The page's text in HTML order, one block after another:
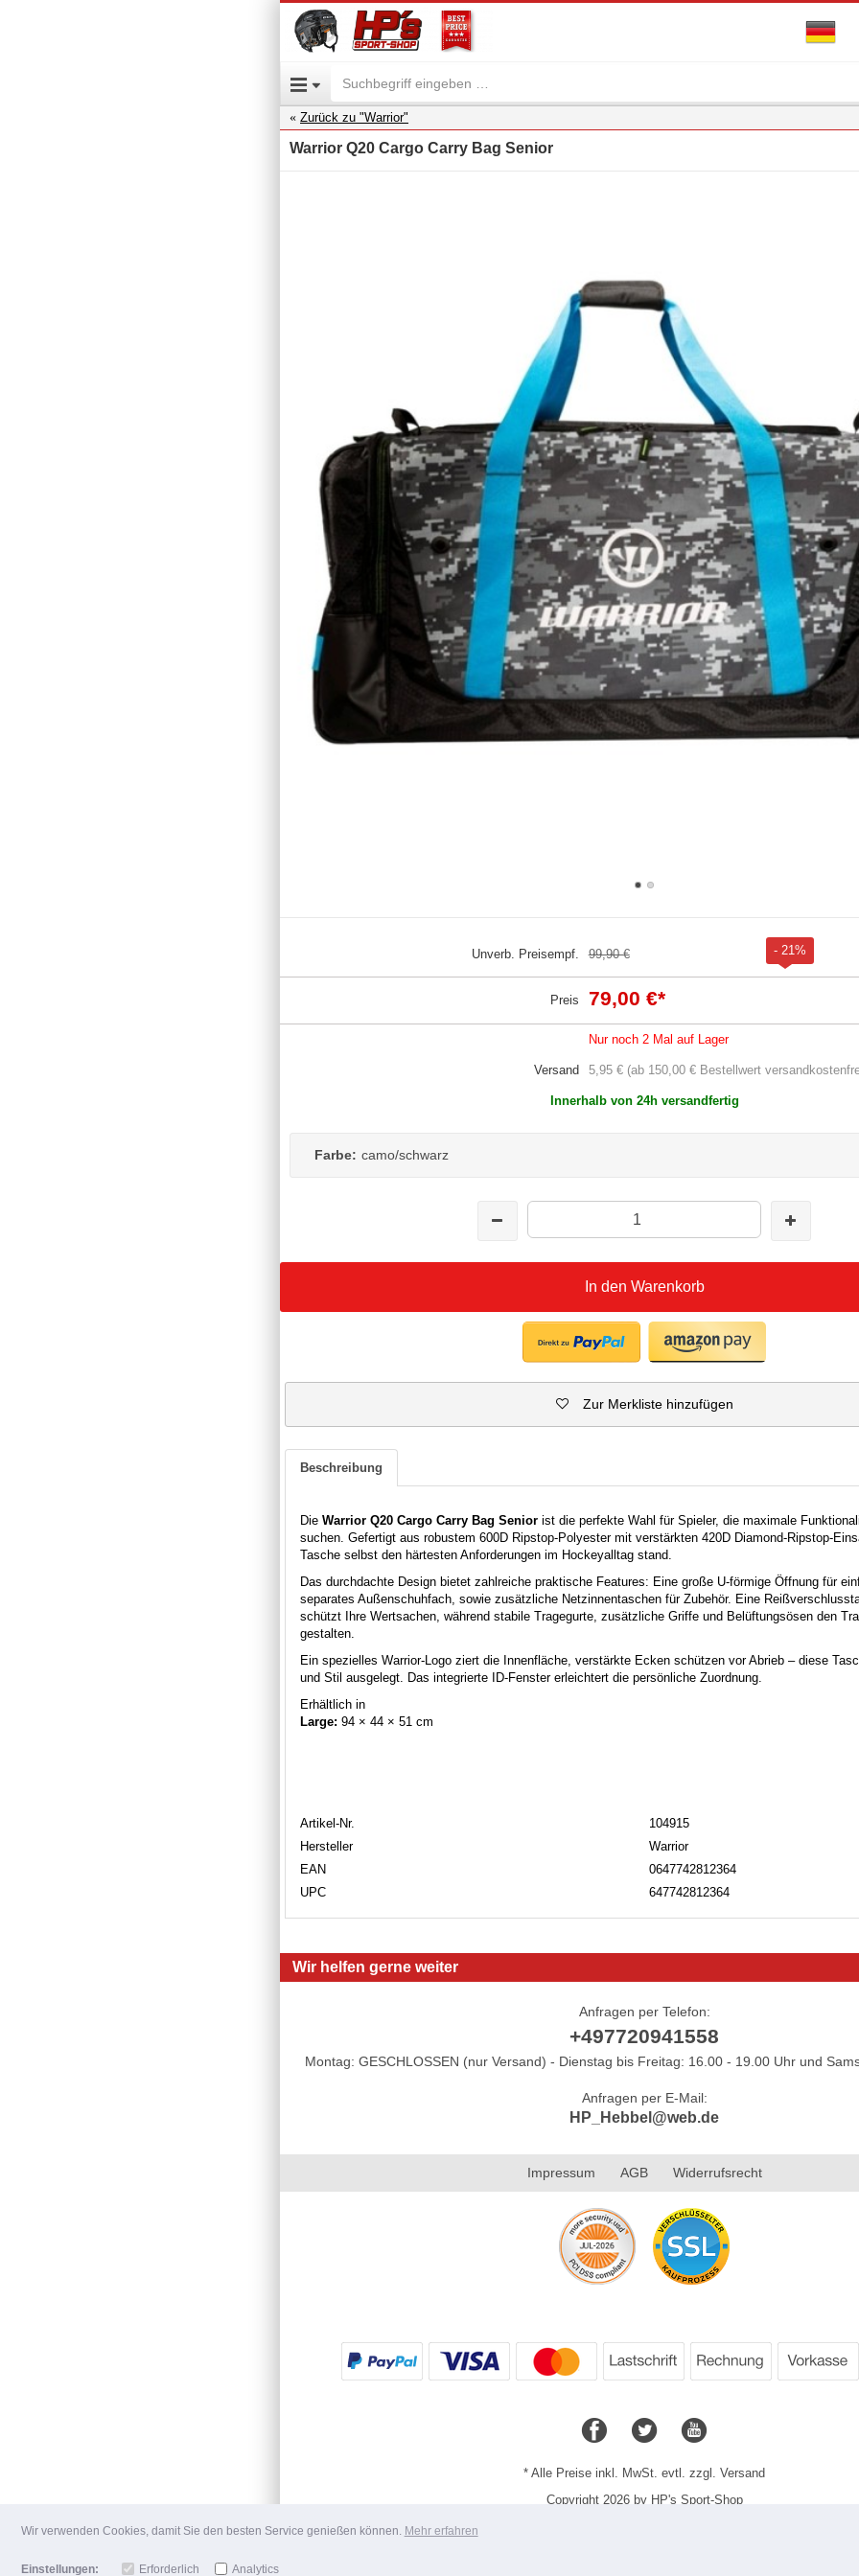
Wir verwenden Cookies, damit Sie den besten Service genießen können. Mehr erfahren
Einstellungen: Erforderlich Analytics
Zurück zu "Warrior"
Warrior Q20 Cargo Carry Bag Senior
Unverb. Preisempf. 99,90 € - 21%
Preis 79,00 €*
Nur noch 2 Mal auf Lager
Versand 5,95 € (ab 150,00 € Bestellwert
Innerhalb von 24h versandfertig
Farbe: camo/schwarz
In den Warenkorb
Zur Merkliste hinzufügen
Beschreibung
Die Warrior Q20 Cargo Carry Bag Senior ist die perfekte Wahl für Spieler, die maximale
suchen. Gefertigt aus robustem 600D Ripstop-Polyester mit verstärkten 420D Diamond-Ripstop-
Tasche selbst den härtesten Anforderungen im Hockeyalltag stand.
Das durchdachte Design bietet zahlreiche praktische Features: Eine große U-förmige Öffnung für
separates Außenschuhfach, sowie zusätzliche Netzinnentaschen für Zubehör. Eine
schützt Ihre Wertsachen, während stabile Tragegurte, zusätzliche Griffe und Belüftungsösen den
gestalten.
Ein spezielles Warrior-Logo ziert die Innenfläche, verstärkte Ecken schützen vor Abrieb – diese
und Stil ausgelegt. Das integrierte ID-Fenster erleichtert die persönliche Zuordnung.
Erhältlich in
Large: 94 × 44 × 51 cm
Artikel-Nr.
104915
Hersteller
Warrior
EAN
0647742812364
UPC
647742812364
Wir helfen gerne weiter
Anfragen per Telefon:
+497720941558
Montag: GESCHLOSSEN (nur Versand) - Dienstag bis Freitag: 16.00 - 19.00 Uhr und
Anfragen per E-Mail:
HP_Hebbel@web.de
Impressum AGB Widerrufsrecht
* Alle Preise inkl. MwSt. evtl. zzgl. Versand
Copyright 2026 by HP's Sport-Shop